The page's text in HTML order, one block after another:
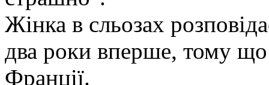
Жінка в сльозах
два роки вперше, тому що
Франції.